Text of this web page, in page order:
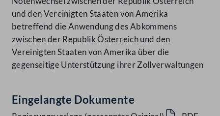
und den Vereinigten Staaten von Amerika
betreffend die Anwendung des Abkommens
zwischen der Republik Österreich und den
Vereinigten Staaten von Amerika über die
gegenseitige Unterstützung ihrer Zollverwaltungen
Eingelangte Dokumente